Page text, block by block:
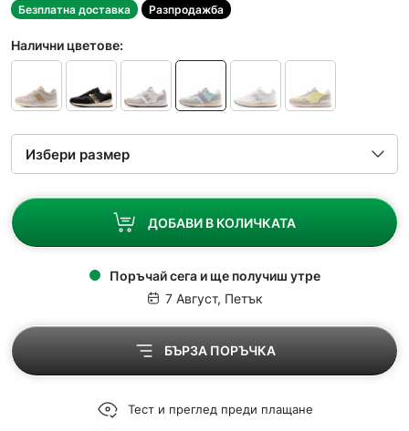
Безплатна доставка Разпродажба
Налични цветове:
ДОБАВИ В КОЛИЧКАТА
Поръчай сега и ще получиш утре
7 Август, Петък
БЪРЗА ПОРЪЧКА
Тест и преглед преди плащане